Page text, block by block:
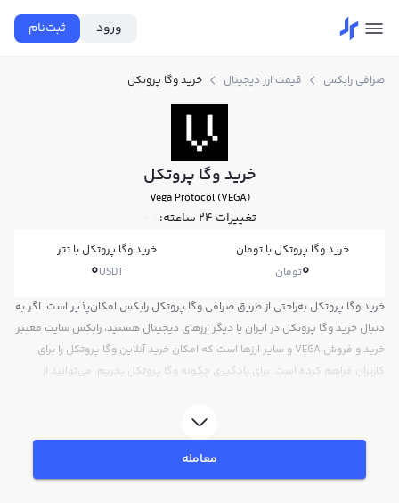
ورود ثبت‌نام
صرافی رابکس قیمت ارز دیجیتال خرید وگا پروتکل
خرید وگا پروتکل
Vega Protocol (VEGA)
تغییرات ۲۴ ساعته: 0%
خرید وگا پروتکل با تومان
0تومان
خرید وگا پروتکل با تتر
0USDT
خرید وگا پروتکل به‌راحتی از طریق صرافی وگا پروتکل رابکس امکان‌پذیر است. اگر به
دنبال خرید وگا پروتکل در ایران یا دیگر ارزهای دیجیتال هستید، رابکس سایت معتبر
خرید و فروش VEGA و سایر ارزها است که امکان خرید آنلاین وگا پروتکل را برای
کاربران فراهم کرده است. برای یادگیری چگونه وگا پروتکل بخریم، می‌توانید از
فروش وگا پروتکل VEGA بپردازید. در بازار رابکس، قیمت لحظه‌ای، نمودار و امکانات
فروش وگا پروتکل نیز در دسترس شما قرار دارد تا بتوانید تصمیمات بهتری در
معامله